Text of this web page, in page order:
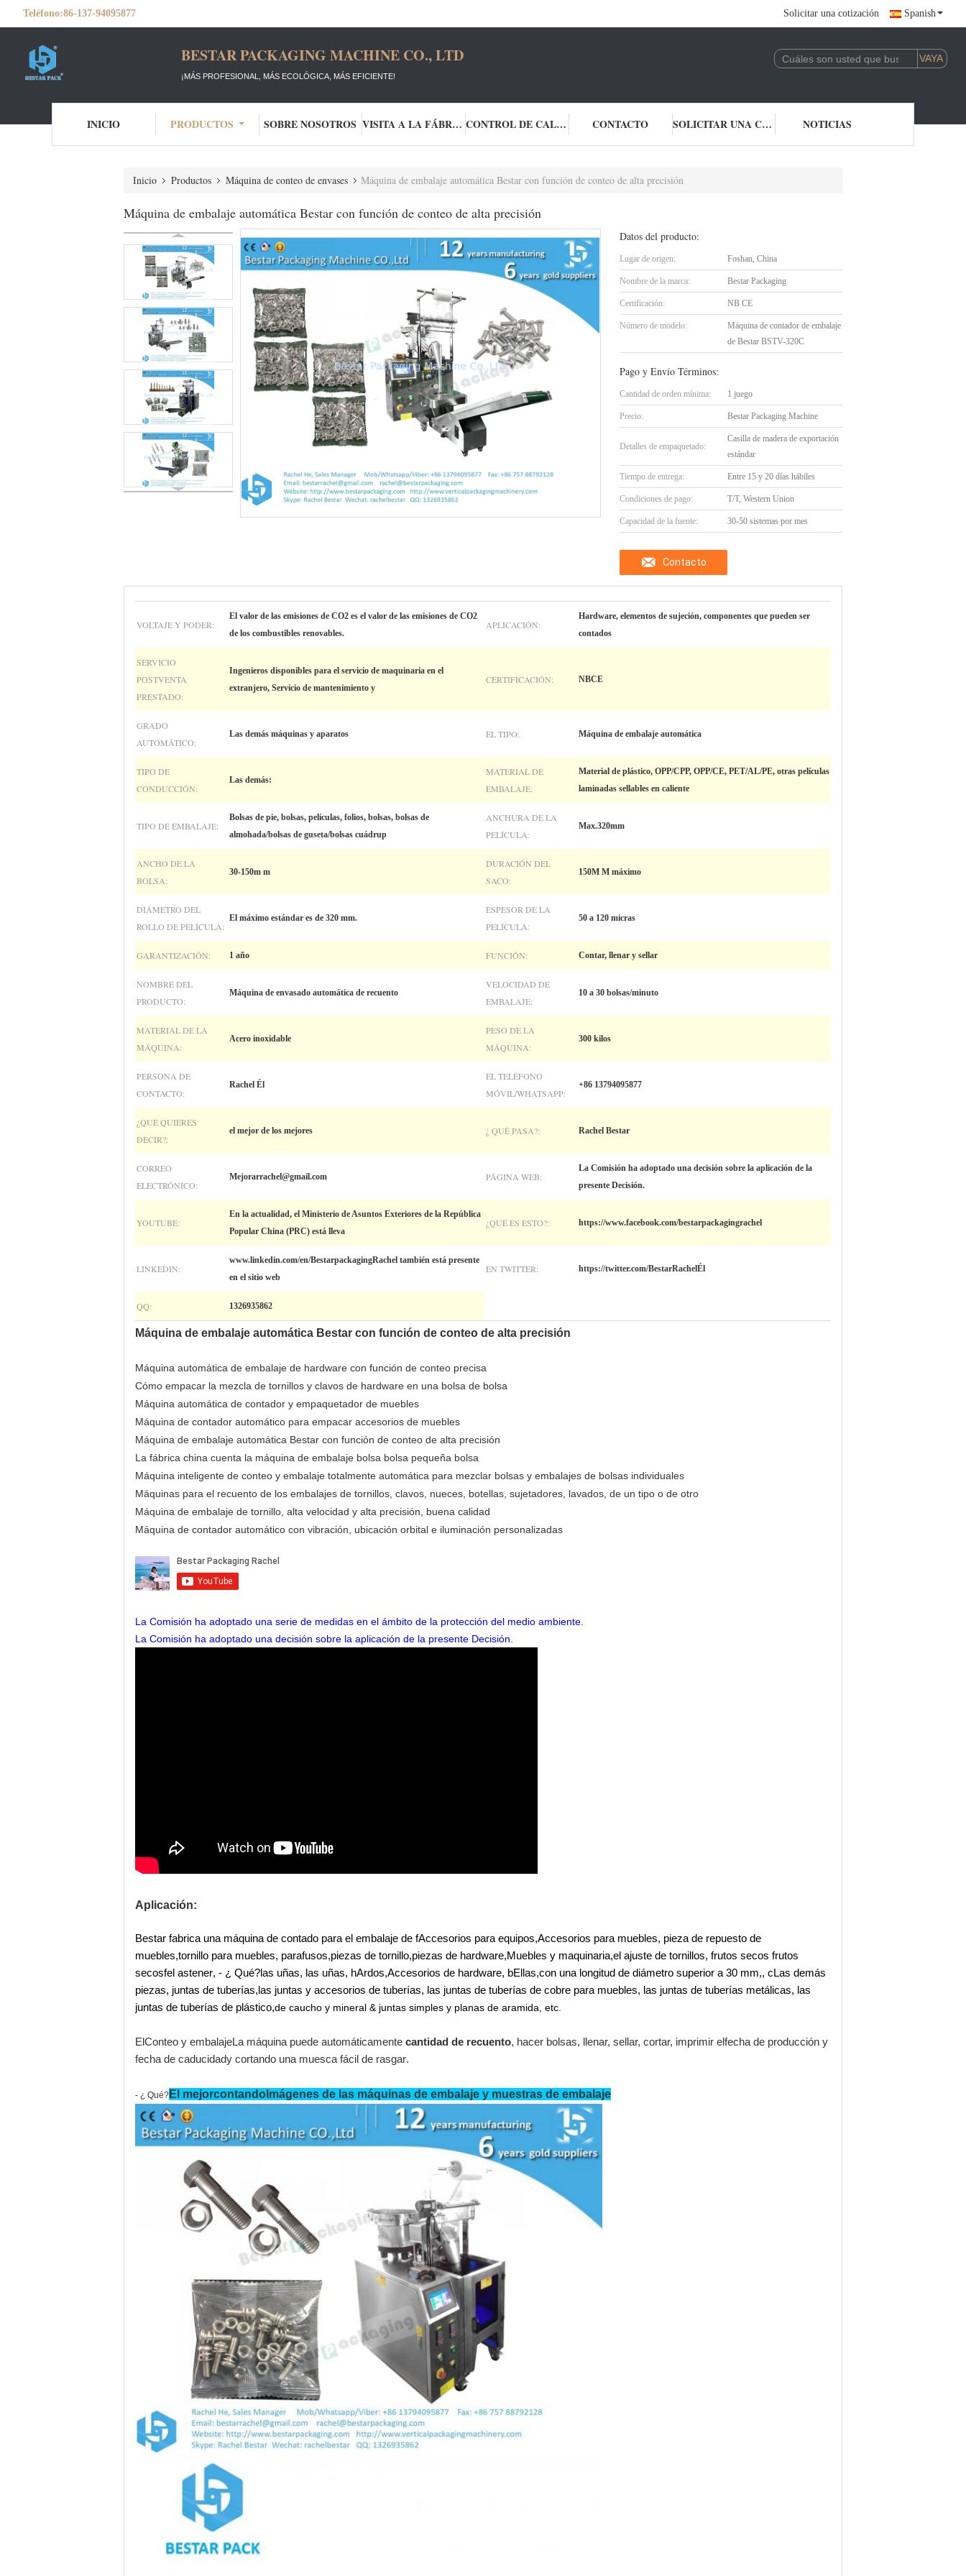
Teléfono:86-137-94095877 Solicitar una cotización Spanish
BESTAR PACKAGING MACHINE CO., LTD
¡MÁS PROFESIONAL, MÁS ECOLÓGICA, MÁS EFICIENTE!
INICIO PRODUCTOS SOBRE NOSOTROS VISITA A LA FÁBRICA CONTROL DE CALIDAD CONTACTO SOLICITAR UNA COTIZACIÓN NOTICIAS
Inicio Productos Máquina de conteo de envases Máquina de embalaje automática Bestar con función de conteo de alta precisión
Máquina de embalaje automática Bestar con función de conteo de alta precisión
Datos del producto:
Lugar de origen: Foshan, China
Nombre de la marca: Bestar Packaging
Certificación: NB CE
Número de modelo:
Máquina de contador de embalaje
de Bestar BSTV-320C
Pago y Envío Términos:
Cantidad de orden mínima: 1 juego
Precio: Bestar Packaging Machine
Detalles de empaquetado:
Casilla de madera de exportación
estándar
Tiempo de entrega: Entre 15 y 20 días hábiles
Condiciones de pago: T/T, Western Union
Capacidad de la fuente: 30-50 sistemas por mes
Contacto
VOLTAJE Y PODER:
El valor de las emisiones de CO2 es el valor de las emisiones de CO2
de los combustibles renovables.
APLICACIÓN:
Hardware, elementos de sujeción, componentes que pueden ser
contados
SERVICIO
POSTVENTA
PRESTADO:
Ingenieros disponibles para el servicio de maquinaria en el
extranjero, Servicio de mantenimiento y
CERTIFICACIÓN: NBCE
GRADO
AUTOMÁTICO:
Las demás máquinas y aparatos EL TIPO: Máquina de embalaje automática
TIPO DE
CONDUCCIÓN:
Las demás:
MATERIAL DE
EMBALAJE:
Material de plástico, OPP/CPP, OPP/CE, PET/AL/PE, otras películas
laminadas sellables en caliente
TIPO DE EMBALAJE:
Bolsas de pie, bolsas, películas, folios, bolsas, bolsas de
almohada/bolsas de guseta/bolsas cuádrup
ANCHURA DE LA
PELÍCULA:
Max.320mm
ANCHO DE LA
BOLSA:
30-150m m
DURACIÓN DEL
SACO:
150M M máximo
DIÁMETRO DEL
ROLLO DE PELÍCULA:
El máximo estándar es de 320 mm.
ESPESOR DE LA
PELÍCULA:
50 a 120 micras
GARANTIZACIÓN: 1 año FUNCIÓN: Contar, llenar y sellar
NOMBRE DEL
PRODUCTO:
Máquina de envasado automática de recuento
VELOCIDAD DE
EMBALAJE:
10 a 30 bolsas/minuto
MATERIAL DE LA
MÁQUINA:
Acero inoxidable
PESO DE LA
MÁQUINA:
300 kilos
PERSONA DE
CONTACTO:
Rachel Él
EL TELÉFONO
MÓVIL/WHATSAPP:
+86 13794095877
¿QUÉ QUIERES
DECIR?:
el mejor de los mejores ¿ QUÉ PASA?: Rachel Bestar
CORREO
ELECTRÓNICO:
Mejorarrachel@gmail.com PÁGINA WEB:
La Comisión ha adoptado una decisión sobre la aplicación de la
presente Decisión.
YOUTUBE:
En la actualidad, el Ministerio de Asuntos Exteriores de la República
Popular China (PRC) está lleva
¿QUÉ ES ESTO?: https://www.facebook.com/bestarpackagingrachel
LINKEDIN:
www.linkedin.com/en/BestarpackagingRachel también está presente
en el sitio web
EN TWITTER: https://twitter.com/BestarRachelÉl
QQ: 1326935862
Máquina de embalaje automática Bestar con función de conteo de alta precisión
Máquina automática de embalaje de hardware con función de conteo precisa
Cómo empacar la mezcla de tornillos y clavos de hardware en una bolsa de bolsa
Máquina automática de contador y empaquetador de muebles
Máquina de contador automático para empacar accesorios de muebles
Máquina de embalaje automática Bestar con función de conteo de alta precisión
La fábrica china cuenta la máquina de embalaje bolsa bolsa pequeña bolsa
Máquina inteligente de conteo y embalaje totalmente automática para mezclar bolsas y embalajes de bolsas individuales
Máquinas para el recuento de los embalajes de tornillos, clavos, nueces, botellas, sujetadores, lavados, de un tipo o de otro
Máquina de embalaje de tornillo, alta velocidad y alta precisión, buena calidad
Máquina de contador automático con vibración, ubicación orbital e iluminación personalizadas
La Comisión ha adoptado una serie de medidas en el ámbito de la protección del medio ambiente.
La Comisión ha adoptado una decisión sobre la aplicación de la presente Decisión.
Aplicación:
Bestar fabrica una máquina de contado para el embalaje de fAccesorios para equipos,Accesorios para muebles, pieza de repuesto de
muebles,tornillo para muebles, parafusos,piezas de tornillo,piezas de hardware,Muebles y maquinaria,el ajuste de tornillos, frutos secos frutos
secosfel astener, - ¿ Qué?las uñas, las uñas, hArdos,Accesorios de hardware, bEllas,con una longitud de diámetro superior a 30 mm,, c Las demás
piezas, juntas de tuberías, las juntas y accesorios de tuberías, las juntas de tuberías de cobre para muebles, las juntas de tuberías metálicas, las
juntas de tuberías de plástico,de caucho y mineral & juntas simples y planas de aramida , etc.
El Conteo y embalajeLa máquina puede automáticamente cantidad de recuento, hacer bolsas, llenar, sellar, cortar, imprimir elfecha de producción y
fecha de caducidady cortando una muesca fácil de rasgar.
- ¿ Qué? El mejorcontando Imágenes de las máquinas de embalaje y muestras de embalaje